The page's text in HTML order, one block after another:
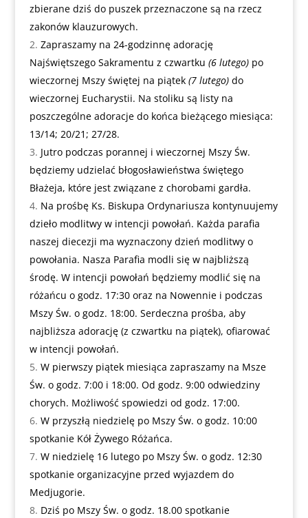
zbierane dziś do puszek przeznaczone są na rzecz
zakonów klauzurowych.
Zapraszamy na 24-godzinnę adorację
Najświętszego Sakramentu z czwartku (6 lutego)po
wieczornej Mszy świętej na piątek (7 lutego)do
wieczornej Eucharystii. Na stoliku są listy na
poszczególne adoracje do końca bieżącego miesiąca:
13/14; 20/21; 27/28.
Jutro podczas porannej i wieczornej Mszy Św.
będziemy udzielać błogosławieństwa świętego
Błażeja, które jest związane z chorobami gardła.
Na prośbę Ks. Biskupa Ordynariusza kontynuujemy
dzieło modlitwy w intencji powołań. Każda parafia
naszej diecezji ma wyznaczony dzień modlitwy o
powołania. Nasza Parafia modli się w najbliższą
środę. W intencji powołań będziemy modlić się na
różańcu o godz. 17:30 oraz na Nowennie i podczas
Mszy Św. o godz. 18:00. Serdeczna prośba, aby
najbliższa adorację (z czwartku na piątek), ofiarować
w intencji powołań.
W pierwszy piątek miesiąca zapraszamy na Msze
Św. o godz. 7:00 i 18:00. Od godz. 9:00 odwiedziny
chorych. Możliwość spowiedzi od godz. 17:00.
W przyszłą niedzielę po Mszy Św. o godz. 10:00
spotkanie Kół Żywego Różańca.
W niedzielę 16 lutego po Mszy Św. o godz. 12:30
spotkanie organizacyjne przed wyjazdem do
Medjugorie.
Dziś po Mszy Św. o godz. 18.00 spotkanie